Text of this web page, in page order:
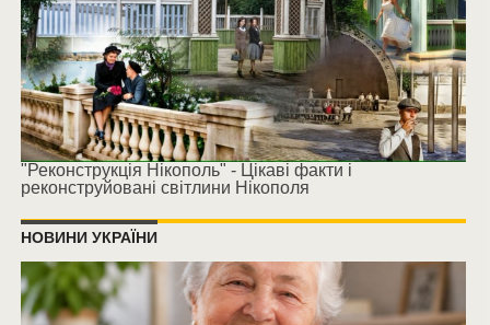
"Реконструкція Нікополь" - Цікаві факти і
реконструйовані світлини Нікополя
НОВИНИ УКРАЇНИ